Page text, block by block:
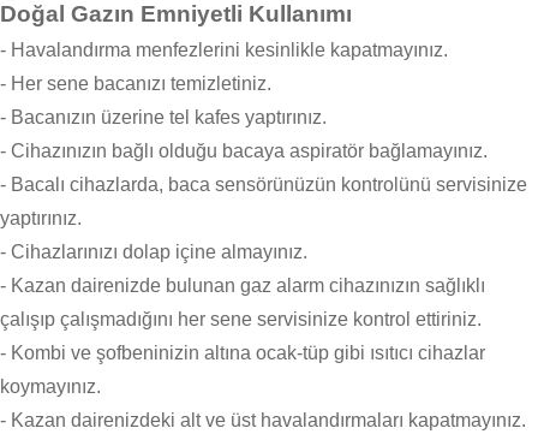
Doğal Gazın Emniyetli Kullanımı
- Havalandırma menfezlerini kesinlikle kapatmayınız.
- Her sene bacanızı temizletiniz.
- Bacanızın üzerine tel kafes yaptırınız.
- Cihazınızın bağlı olduğu bacaya aspiratör bağlamayınız.
- Bacalı cihazlarda, baca sensörünüzün kontrolünü servisinize
yaptırınız.
- Cihazlarınızı dolap içine almayınız.
- Kazan dairenizde bulunan gaz alarm cihazınızın sağlıklı
çalışıp çalışmadığını her sene servisinize kontrol ettiriniz.
- Kombi ve şofbeninizin altına ocak-tüp gibi ısıtıcı cihazlar
koymayınız.
- Kazan dairenizdeki alt ve üst havalandırmaları kapatmayınız.